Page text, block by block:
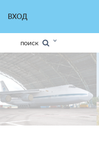
ВХОД
ПОИСК